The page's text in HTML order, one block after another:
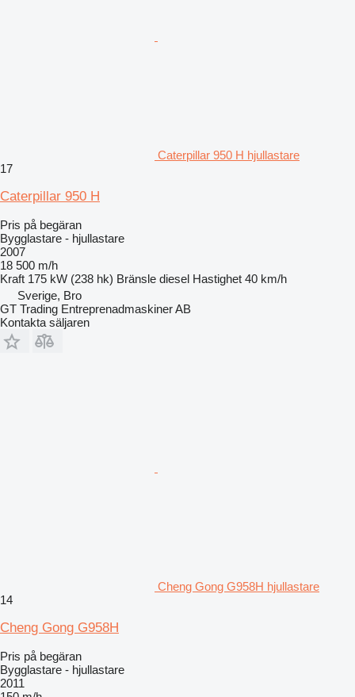
Caterpillar 950 H hjullastare
17
Caterpillar 950 H
Pris på begäran
Bygglastare - hjullastare
2007
18 500 m/h
Kraft 175 kW (238 hk) Bränsle diesel Hastighet 40 km/h
Sverige, Bro
GT Trading Entreprenadmaskiner AB
Kontakta säljaren
Cheng Gong G958H hjullastare
14
Cheng Gong G958H
Pris på begäran
Bygglastare - hjullastare
2011